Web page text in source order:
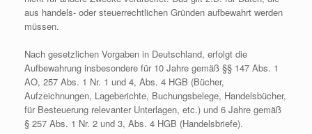
aus handels- oder steuerrechtlichen Gründen aufbewahrt werden
müssen.
Nach gesetzlichen Vorgaben in Deutschland, erfolgt die
Aufbewahrung insbesondere für 10 Jahre gemäß §§ 147 Abs. 1
AO, 257 Abs. 1 Nr. 1 und 4, Abs. 4 HGB (Bücher,
Aufzeichnungen, Lageberichte, Buchungsbelege, Handelsbücher,
für Besteuerung relevanter Unterlagen, etc.) und 6 Jahre gemäß
§ 257 Abs. 1 Nr. 2 und 3, Abs. 4 HGB (Handelsbriefe).